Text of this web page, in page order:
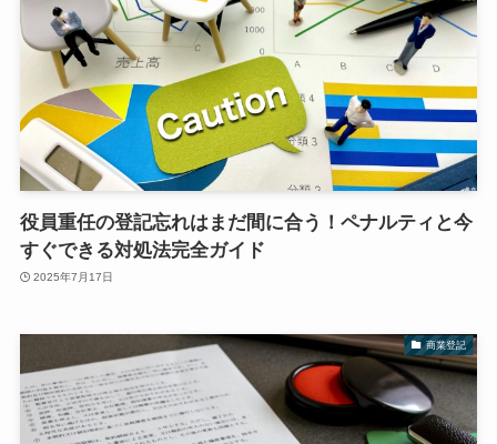
役員重任の登記忘れはまだ間に合う！ペナルティと今
すぐできる対処法完全ガイド
2025年7月17日
商業登記